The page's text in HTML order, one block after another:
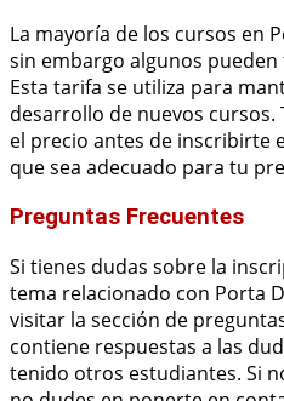
La mayoría de los cursos en
sin embargo algunos
Esta tarifa se utiliza para
desarrollo de nuevos
el precio antes de inscribirte
que sea adecuado para tu
Preguntas Frecuentes
Si tienes dudas sobre la
tema relacionado con Porta
visitar la sección de
contiene respuestas a las
tenido otros estudiantes. Si